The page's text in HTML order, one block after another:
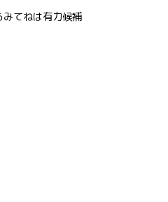
みてねは有力候補